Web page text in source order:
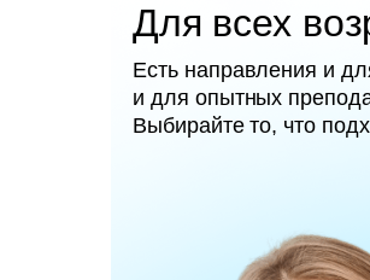
Для всех
Есть направления и
и для опытных
Выбирайте то, что